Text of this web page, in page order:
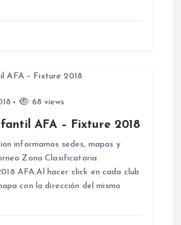
68 views
AFA – Fixture 2018
informamos sedes, mapas y
Zona Clasificatoria
AFA.Al hacer click en cada club
con la dirección del mismo